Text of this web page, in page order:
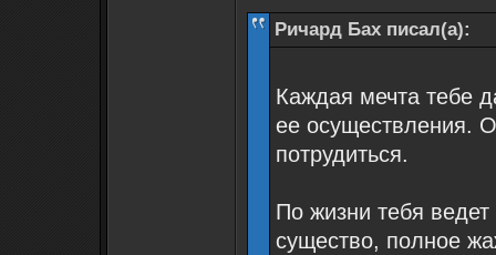
Ричард Бах писал(а):
Каждая мечта тебе
ее осуществления.
потрудиться.
По жизни тебя
существо, полное